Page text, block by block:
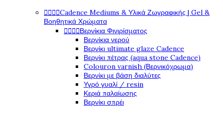
Cadence Mediums & Υλικά Ζωγραφικής | Gel &
Βοηθητικά Χρώματα
Βερνίκια Φινιρίσματος
Βερνίκια νερού
Βερνίκι ultimate glaze Cadence
Βερνίκι πέτρας (aqua stone Cadence)
Colouron varnish (Βερνικόχρωμα)
Βερνίκι με βάση διαλύτες
Υγρό γυαλί / resin
Κεριά παλαίωσης
Βερνίκι σπρέι